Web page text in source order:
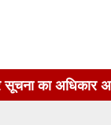
2005 के